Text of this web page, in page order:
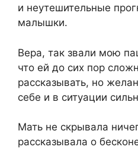
и неутешительные
малышки.
Вера, так звали мою
что ей до сих пор
рассказывать, но
себе и в ситуации
Мать не скрывала
рассказывала о